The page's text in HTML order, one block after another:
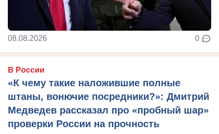
08.08.2026 0
В России
«К чему такие наложившие полные
штаны, вонючие посредники?»: Дмитрий
Медведев рассказал про «пробный шар»
проверки России на прочность